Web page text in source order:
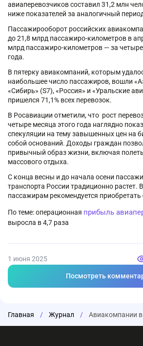
авиаперевозчиков составил 31,2 млн
ниже показателей за аналогичный
Пассажирооборот российских
до 21,8 млрд пассажиро-километров в
млрд пассажиро-километров — за
года.
В пятерку авиакомпаний, которым
наибольшее число пассажиров, вошли
«Сибирь» (S7), «Россия» и «Уральские
пришелся 71,1% всех перевозок.
В Росавиации отметили, что рост
четыре месяца этого года наглядно
спекуляции на тему завышенных цен на
собой оснований. Доходы граждан
привычный образ жизни, включая
массового отдыха.
С конца весны и до начала осени
транспорта России традиционно растет.
пассажирам рекомендуется приобретать
По теме: операционная прибыль
выросла в 4,7 раза
1 июня 2025
Посмотреть
Главная / Журнал /